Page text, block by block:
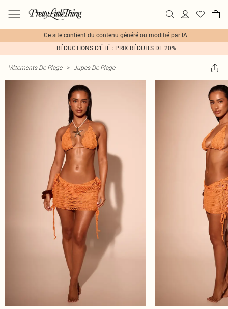
Ce site contient du contenu généré ou modifié par IA.
RÉDUCTIONS D'ÉTÉ : PRIX RÉDUITS DE 20%
Vêtements De Plage > Jupes De Plage